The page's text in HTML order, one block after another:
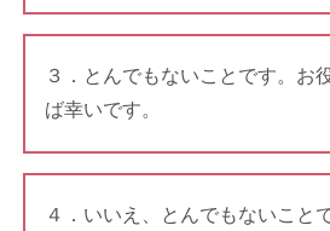
３．とんでもないことです。お
ば幸いです。
４．いいえ、とんでもないこと